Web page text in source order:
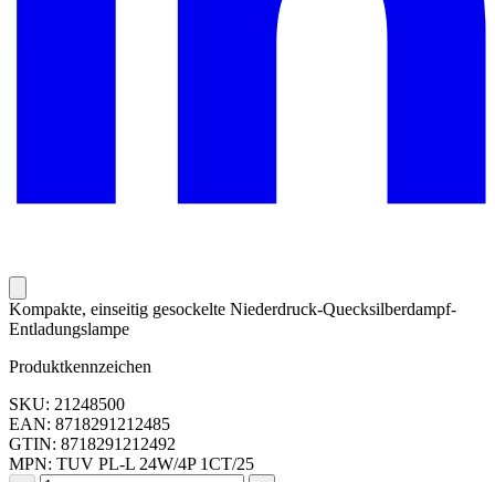
Kompakte, einseitig gesockelte Niederdruck-Quecksilberdampf-
Entladungslampe
Produktkennzeichen
SKU: 21248500
EAN: 8718291212485
GTIN: 8718291212492
MPN: TUV PL-L 24W/4P 1CT/25